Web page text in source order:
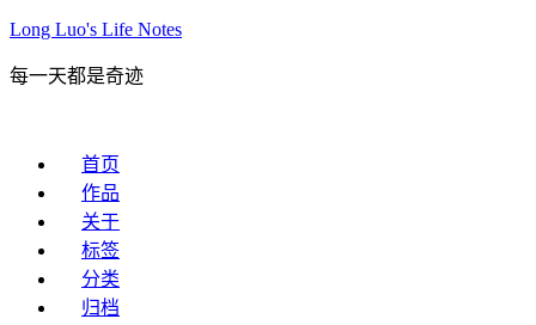
Long Luo's Life Notes
每一天都是奇迹
首页
作品
关于
标签
分类
归档